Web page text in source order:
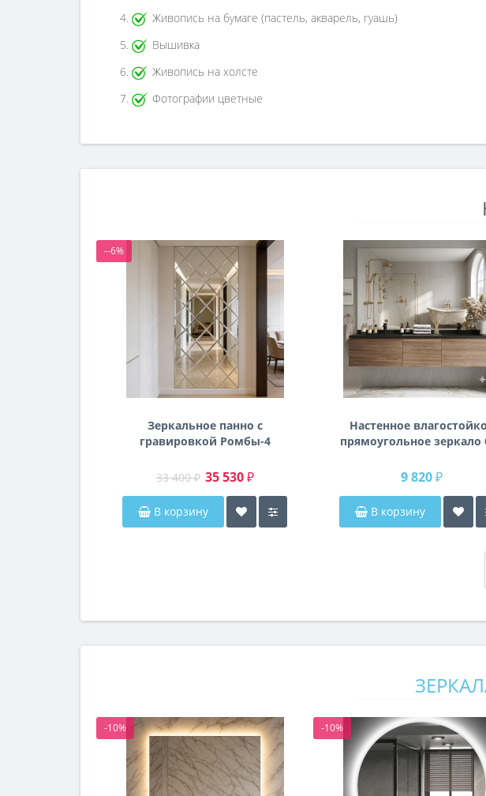
Живопись на бумаге (пастель, акварель, гуашь)
Вышивка
Живопись на холсте
Фотографии цветные
--6%
Зеркальное панно с
гравировкой Ромбы-4
33 400 ₽ 35 530 ₽
В корзину
Настенное
прямоугольное зеркало
см (1400 мм)
9 820 ₽
В корзину
-10% -10%